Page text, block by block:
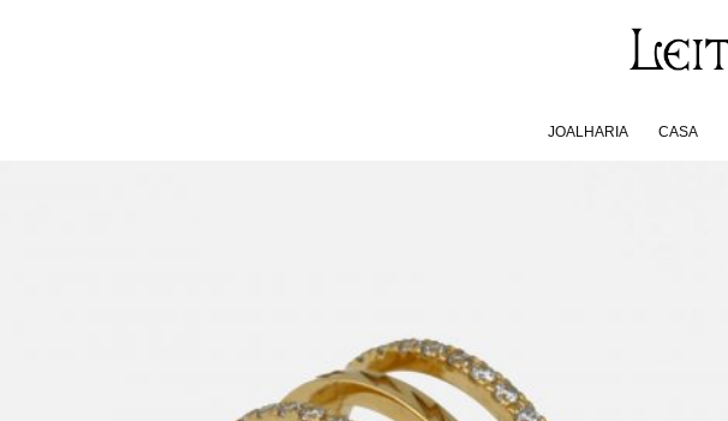
JOALHARIA CASA